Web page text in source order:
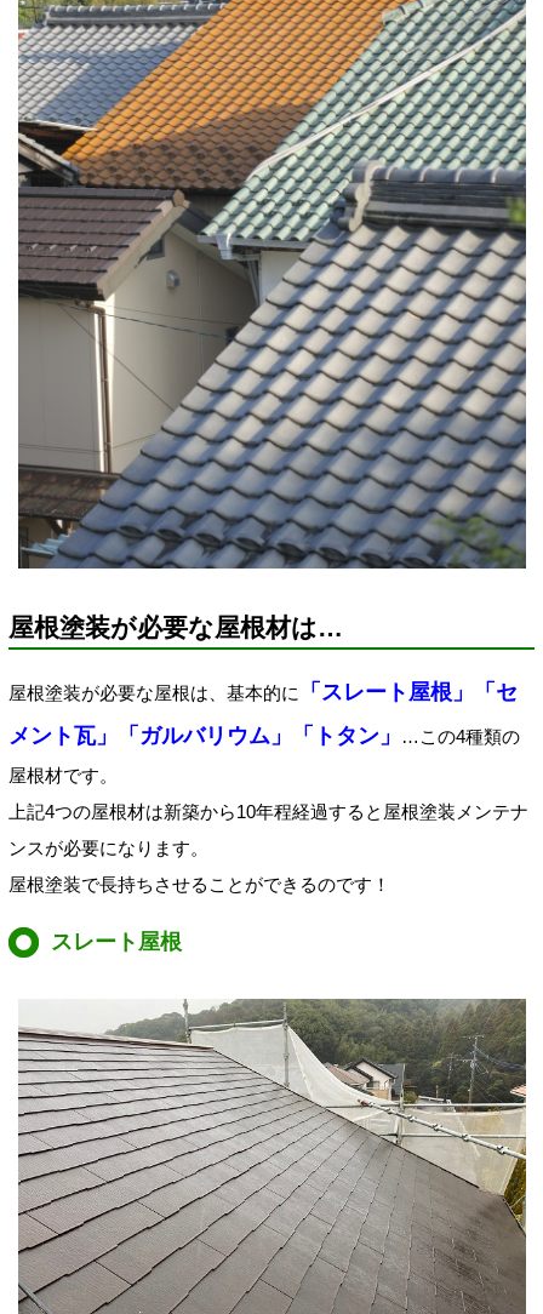
屋根塗装が必要な屋根材は…
屋根塗装が必要な屋根は、基本的に
「スレート屋根」「セ
メント瓦」「ガルバリウム」「トタン」
…この4種類の
屋根材です。
上記4つの屋根材は新築から10年程経過すると屋根塗装メンテナ
ンスが必要になります。
屋根塗装で長持ちさせることができるのです！
スレート屋根